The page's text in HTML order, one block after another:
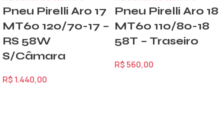
Pneu Pirelli Aro 17
MT60 120/70-17 –
RS 58W
S/Câmara
R$ 1.440,00
Pneu Pirelli Aro 18
MT60 110/80-18
58T – Traseiro
R$560,00